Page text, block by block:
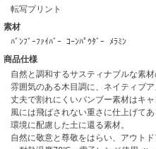
転写プリント
素材
ﾊﾞﾝﾌﾞｰﾌｧｲﾊﾞｰ ｺｰﾝﾊﾟｳﾀﾞｰ ﾒﾗﾐﾝ
商品仕様
自然と調和するサスティナブルな素材
雰囲気のある木目調に、ネイティブア
丈夫で割れにくいバンブー素材はキャ
風には飛ばされない重さに仕上げてあ
環境に配慮した土に還る素材。
自然に敬意と尊敬をはらい、アウトド